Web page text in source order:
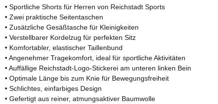
• Sportliche Shorts für Herren von Reichstadt Sports
• Zwei praktische Seitentaschen
• Zusätzliche Gesäßtasche für Kleinigkeiten
• Verstellbarer Kordelzug für perfekten Sitz
• Komfortabler, elastischer Taillenbund
• Angenehmer Tragekomfort, ideal für sportliche Aktivitäten
• Auffällige Reichstadt-Logo-Stickerei am unteren linken Bein
• Optimale Länge bis zum Knie für Bewegungsfreiheit
• Schlichtes, einfarbiges Design
• Gefertigt aus reiner, atmungsaktiver Baumwolle